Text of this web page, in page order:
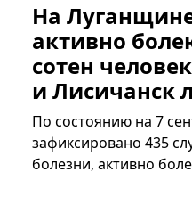
На
активно
сотен
и Лисичанск
По состоянию на 7
зафиксировано 435
болезни, активно